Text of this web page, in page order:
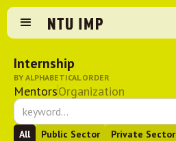
Internship
BY ALPHABETICAL ORDER
MentorsOrganization
All Public Sector
Private Sector